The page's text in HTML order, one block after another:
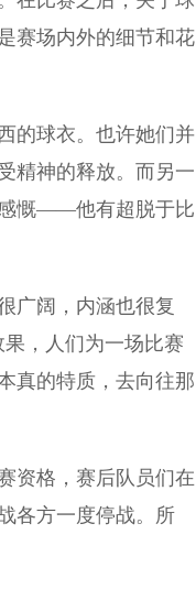
赛场内外的细节和花
的球衣。也许她们并
精神的释放。而另一
感慨——他有超脱于比
广阔，内涵也很复
，人们为一场比赛
真的特质，去向往那
资格，赛后队员们在
各方一度停战。所